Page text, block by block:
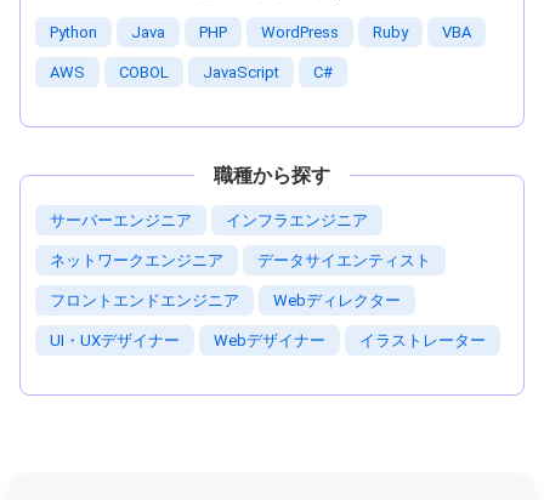
Python Java PHP WordPress Ruby VBA
AWS COBOL JavaScript C#
職種から探す
サーバーエンジニア インフラエンジニア
ネットワークエンジニア データサイエンティスト
フロントエンドエンジニア Webディレクター
UI・UXデザイナー Webデザイナー イラストレーター